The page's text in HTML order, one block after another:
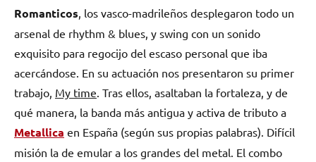
Romanticos , los vasco-madrileños desplegaron todo un
arsenal de rhythm & blues, y swing con un sonido
exquisito para regocijo del escaso personal que iba
acercándose. En su actuación nos presentaron su primer
trabajo, My time . Tras ellos, asaltaban la fortaleza, y de
qué manera, la banda más antigua y activa de tributo a
Metallica en España (según sus propias palabras). Difícil
misión la de emular a los grandes del metal. El combo